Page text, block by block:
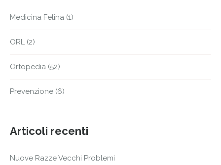
Medicina Felina (1)
ORL (2)
Ortopedia (52)
Prevenzione (6)
Articoli recenti
Nuove Razze Vecchi Problemi